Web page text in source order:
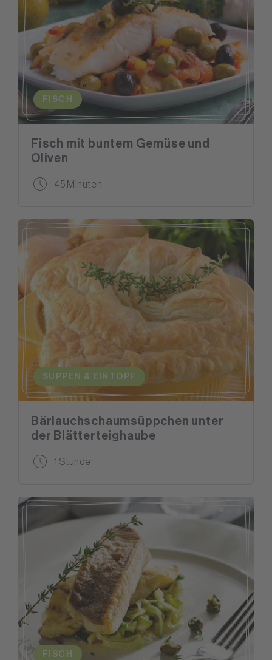
FISCH
Fisch mit buntem Gemüse und
Oliven
45 Minuten
SUPPEN & EINTOPF
Bärlauchschaumsüppchen unter
der Blätterteighaube
1 Stunde
FISCH